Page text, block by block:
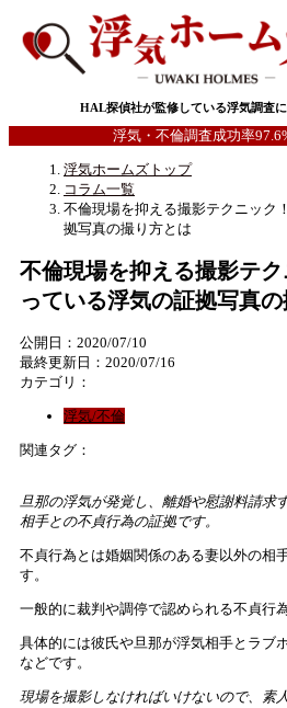
HAL探偵社が監修している浮気調査
浮気・不倫調査成功率
浮気ホームズトップ
コラム一覧
不倫現場を抑える撮影テクニック
拠写真の撮り方とは
不倫現場を抑える撮影テ
っている浮気の証拠写真
公開日：2020/07/10
最終更新日：2020/07/16
カテゴリ：
浮気/不倫
関連タグ：
旦那の浮気が発覚し、離婚や慰謝料請求
相手との不貞行為の証拠です。
不貞行為とは婚姻関係のある妻以外の相
す。
一般的に裁判や調停で認められる不貞行
具体的には彼氏や旦那が浮気相手とラブ
などです。
現場を撮影しなければいけないので、素